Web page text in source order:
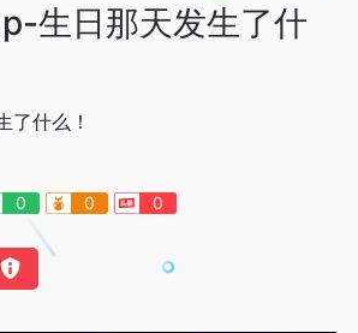
生日那天发生了什
了什么！
0 0 0